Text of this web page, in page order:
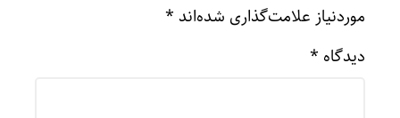
موردنیاز علامت‌گذاری شده‌اند *
دیدگاه *